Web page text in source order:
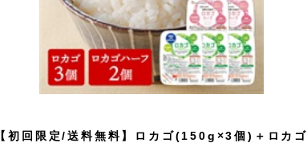
【初回限定/送料無料】ロカゴ(150g×3個)＋ロカゴ